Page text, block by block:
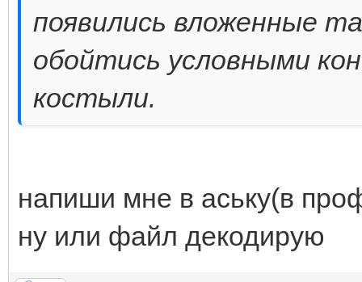
появились вложенные
обойтись условными
костыли.
напиши мне в аську(в
ну или файл декодирую